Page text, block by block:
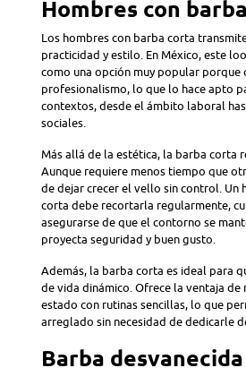
Hombres con
Los hombres con barba corta
practicidad y estilo. En México, este
como una opción muy popular porque
profesionalismo, lo que lo hace apto
contextos, desde el ámbito laboral
sociales.
Más allá de la estética, la barba corta
Aunque requiere menos tiempo que
de dejar crecer el vello sin control. Un
corta debe recortarla regularmente,
asegurarse de que el contorno se
proyecta seguridad y buen gusto.
Además, la barba corta es ideal para
de vida dinámico. Ofrece la ventaja de
estado con rutinas sencillas, lo que
arreglado sin necesidad de dedicarle
Barba